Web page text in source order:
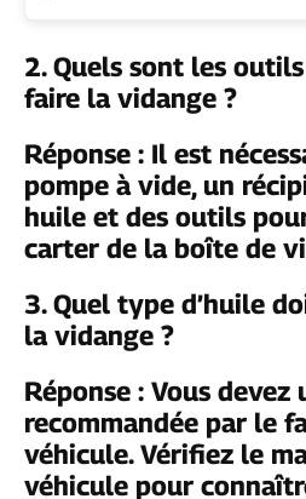
2. Quels sont les
faire la vidange ?
Réponse : Il est
pompe à vide, un
huile et des outils
carter de la boîte de
3. Quel type d’huile
la vidange ?
Réponse : Vous devez
recommandée par le
véhicule. Vérifiez le
véhicule pour